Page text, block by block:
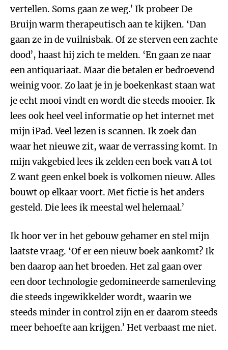
vertellen. Soms gaan ze weg.’ Ik probeer De
Bruijn warm therapeutisch aan te kijken. ‘Dan
gaan ze in de vuilnisbak. Of ze sterven een zachte
dood’, haast hij zich te melden. ‘En gaan ze naar
een antiquariaat. Maar die betalen er bedroevend
weinig voor. Zo laat je in je boekenkast staan wat
je echt mooi vindt en wordt die steeds mooier. Ik
lees ook heel veel informatie op het internet met
mijn iPad. Veel lezen is scannen. Ik zoek dan
waar het nieuwe zit, waar de verrassing komt. In
mijn vakgebied lees ik zelden een boek van A tot
Z want geen enkel boek is volkomen nieuw. Alles
bouwt op elkaar voort. Met fictie is het anders
gesteld. Die lees ik meestal wel helemaal.’
Ik hoor ver in het gebouw gehamer en stel mijn
laatste vraag. ‘Of er een nieuw boek aankomt? Ik
ben daarop aan het broeden. Het zal gaan over
een door technologie gedomineerde samenleving
die steeds ingewikkelder wordt, waarin we
steeds minder in control zijn en er daarom steeds
meer behoefte aan krijgen.’ Het verbaast me niet.